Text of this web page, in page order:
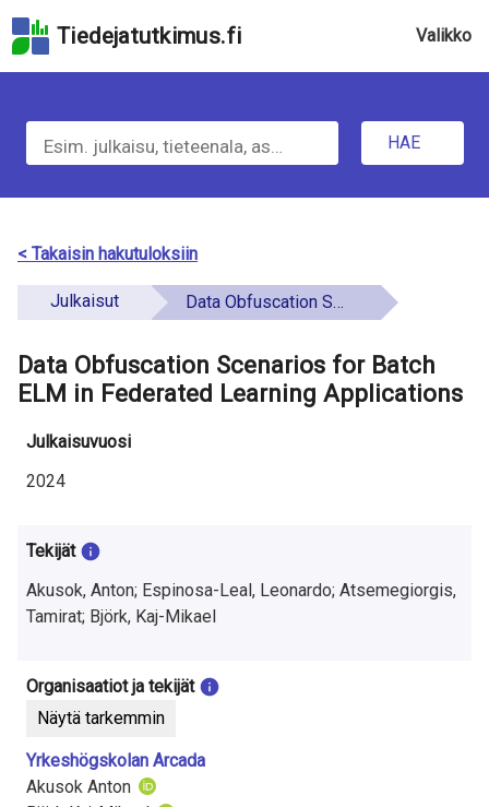
hakukenttään
pääsisältöön
Hyppää
saavutettavuusselosteeseen
Tiedejatutkimus.fi Valikko
e
H
a
e
t
t
o
a
t
u
t
k
m
u
k
HAE
< Takaisin hakutuloksiin
Julkaisut Data Obfuscation Scenarios for Batch ELM in Federated Learning Applications
Data Obfuscation Scenarios for Batch
ELM in Federated Learning Applications
Julkaisuvuosi
2024
Tekijät
Akusok, Anton; Espinosa-Leal, Leonardo; Atsemegiorgis,
Tamirat; Björk, Kaj-Mikael
Organisaatiot ja tekijät
Näytä tarkemmin
Yrkeshögskolan Arcada
Akusok Anton